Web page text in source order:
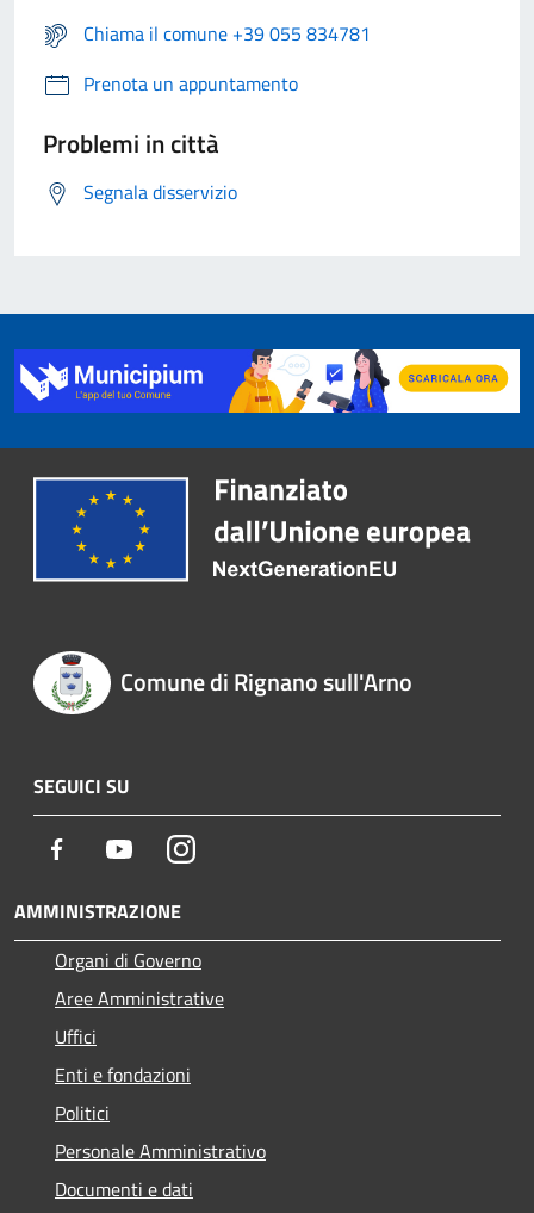
Chiama il comune +39 055 834781
Prenota un appuntamento
Problemi in città
Segnala disservizio
Comune di Rignano sull'Arno
SEGUICI SU
Facebook YoutubeInstagram
AMMINISTRAZIONE
Organi di Governo
Aree Amministrative
Uffici
Enti e fondazioni
Politici
Personale Amministrativo
Documenti e dati